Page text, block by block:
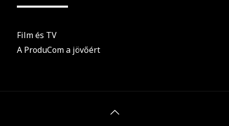
Film és TV
A ProduCom a jövőért